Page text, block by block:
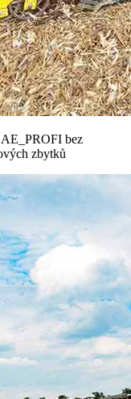
bez
zbytků